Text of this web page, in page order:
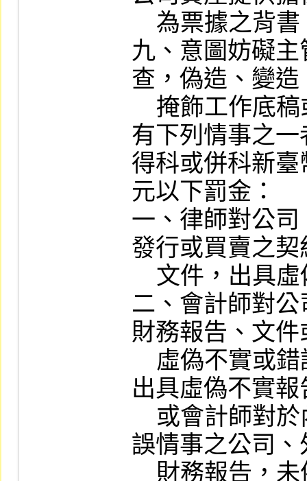
九、意圖妨礙
查，偽造、變
有下列情事之
得科或併科新
元以下罰金：
一、律師對公
發行或買賣之
二、會計師對
財務報告、文
出具虛偽不實
誤情事之公司